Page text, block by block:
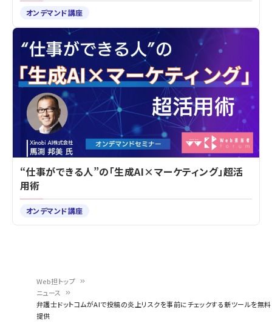
Web担トップ
ニュース
弁護士ドットコムがAIで投稿の炎上リスクを事前にチェックする新ツールを無料
提供
オンデマンド講座
“仕事ができる人”の「生成AI×マーケティング」超活
用術
オンデマンド講座